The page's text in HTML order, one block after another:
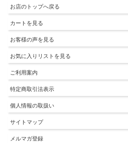
お店のトップへ戻る
カートを見る
お客様の声を見る
お気に入りリストを見る
ご利用案内
特定商取引法表示
個人情報の取扱い
サイトマップ
メルマガ登録